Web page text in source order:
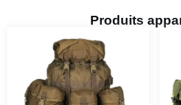
Produits